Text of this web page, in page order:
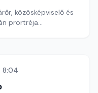
közösképviselő és
prortréja
8:04